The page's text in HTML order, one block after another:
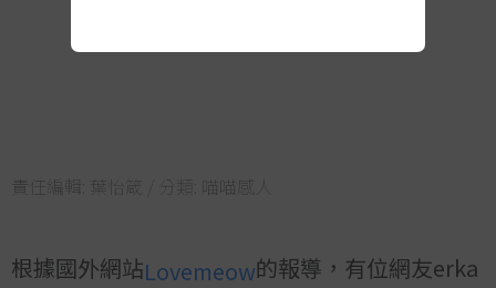
責任編輯: 葉怡箴 / 分類: 喵喵感人
根據國外網站Lovemeow的報導，有位網友erka